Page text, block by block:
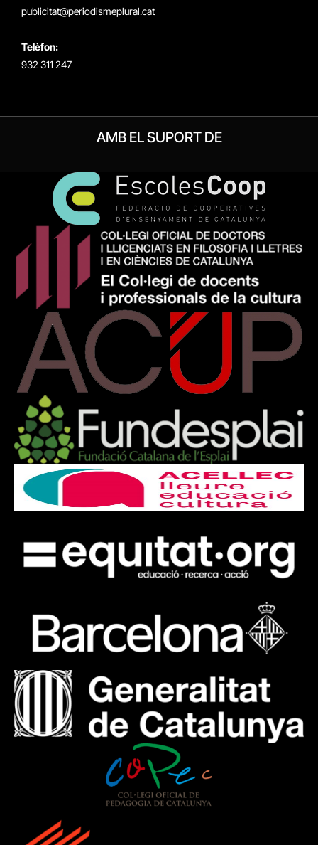
publicitat@periodismeplural.cat
Telèfon:
932 311 247
AMB EL SUPORT DE